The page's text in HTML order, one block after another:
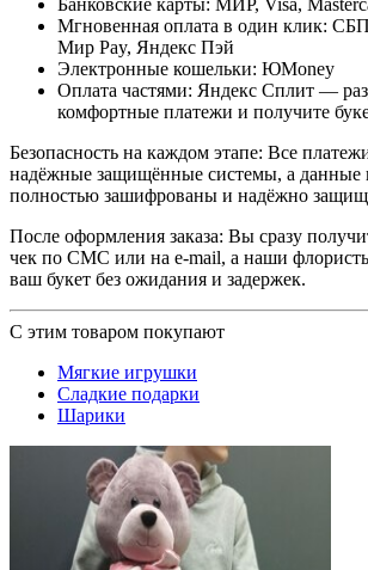
Банковские карты: МИР, Visa,
Мгновенная оплата в один клик:
Мир Pay, Яндекс Пэй
Электронные кошельки: ЮMoney
Оплата частями: Яндекс Сплит —
комфортные платежи и получите
Безопасность на каждом этапе: Все
надёжные защищённые системы, а данные
полностью зашифрованы и надёжно
После оформления заказа: Вы сразу
чек по СМС или на e-mail, а наши флористы
ваш букет без ожидания и задержек.
С этим товаром покупают
Мягкие игрушки
Сладкие подарки
Шарики